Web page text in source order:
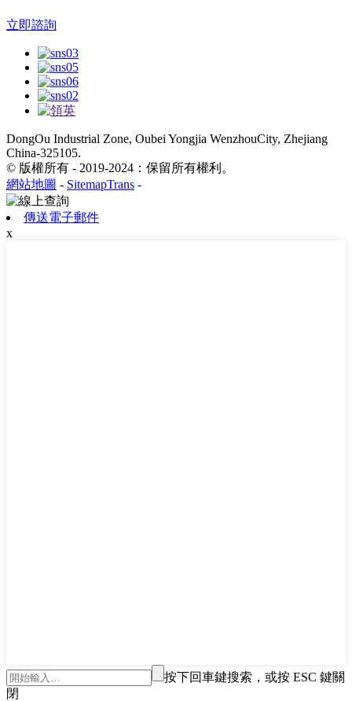
立即諮詢
DongOu Industrial Zone, Oubei Yongjia WenzhouCity, Zhejiang
China-325105.
© 版權所有 - 2019-2024：保留所有權利。
網站地圖 - SitemapTrans -
傳送電子郵件
x
按下回車鍵搜索，或按 ESC 鍵關
閉